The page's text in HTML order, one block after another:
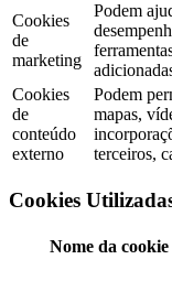
Cookies
de
marketing
Podem
Cookies
de
conteúdo
externo
Podem
mapas,
terceiros,
Cookies
Nome da cookie